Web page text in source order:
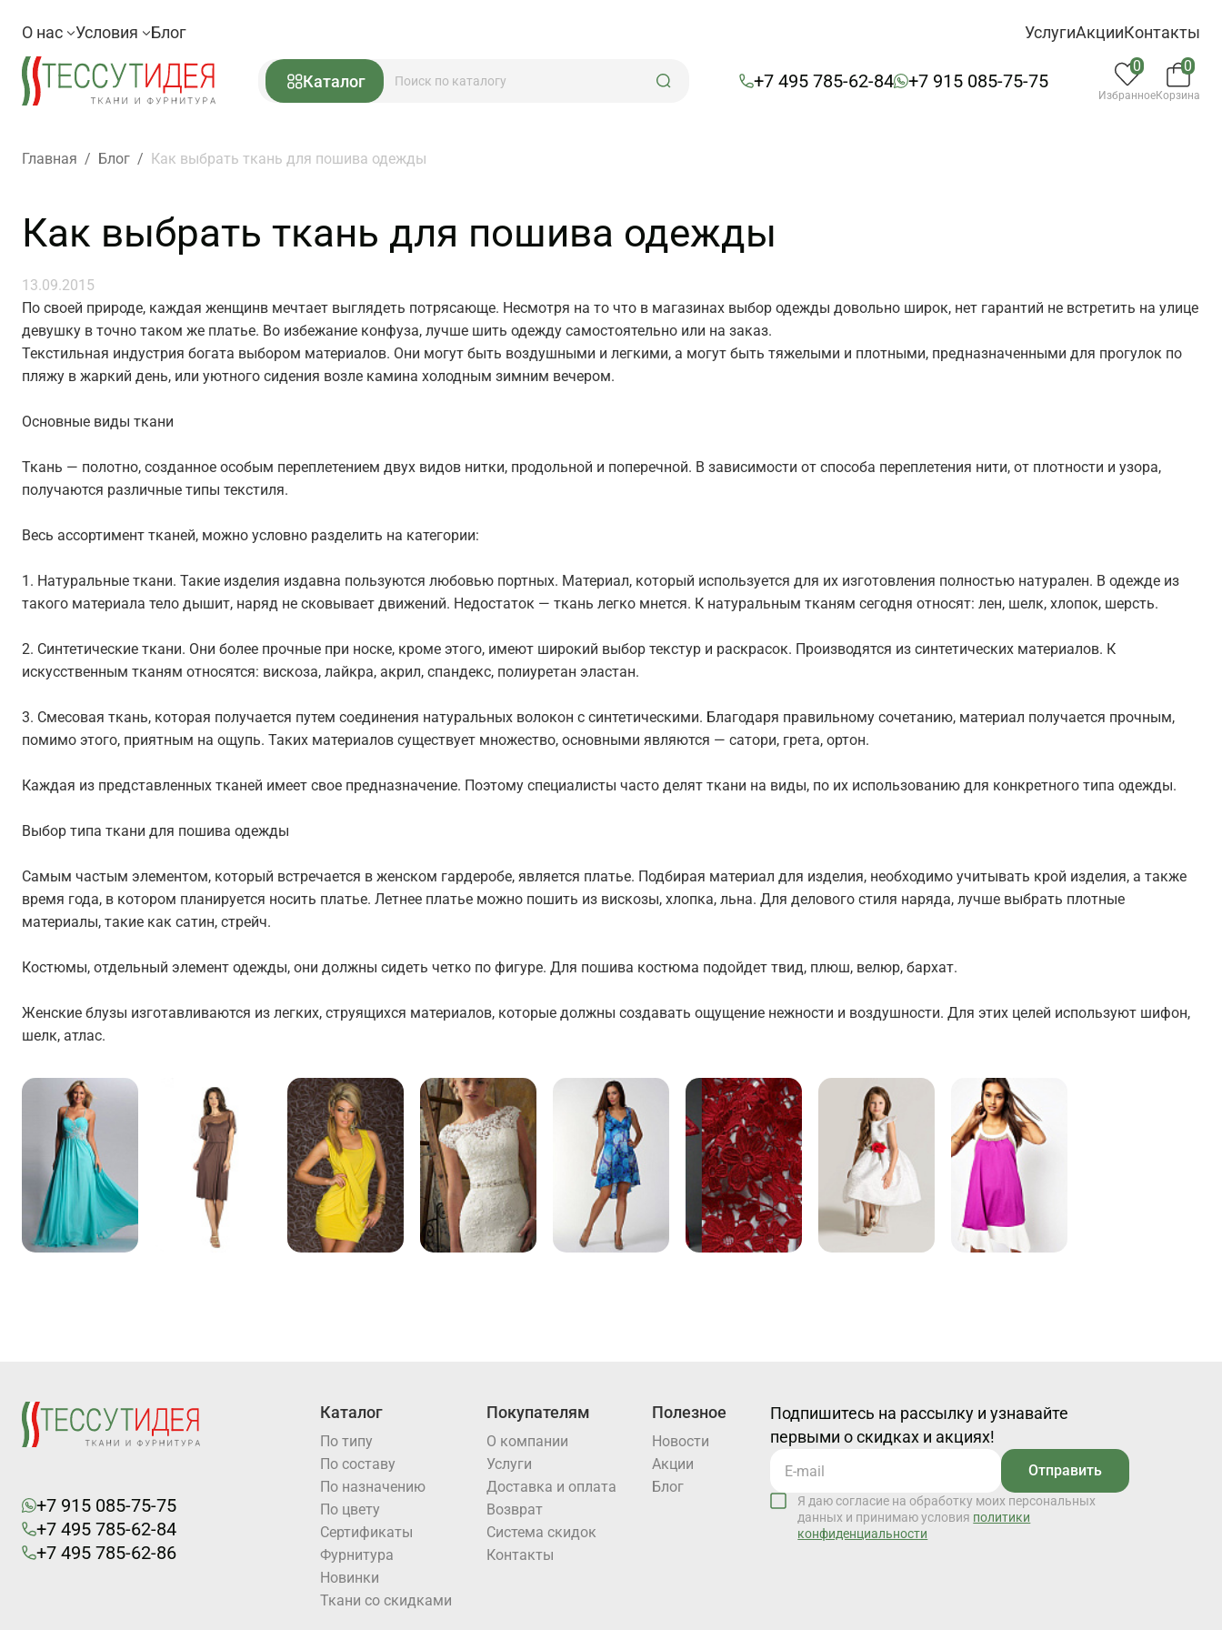
О нас Условия Блог УслугиАкцииКонтакты
Каталог +7 495 785-62-84 +7 915 085-75-75
0
Избранное
0
Корзина
Главная / Блог / Как выбрать ткань для пошива одежды
Как выбрать ткань для пошива одежды
13.09.2015
По своей природе, каждая женщинв мечтает выглядеть потрясающе. Несмотря на то что в магазинах выбор одежды довольно широк, нет гарантий не встретить на улице
девушку в точно таком же платье. Во избежание конфуза, лучше шить одежду самостоятельно или на заказ.
Текстильная индустрия богата выбором материалов. Они могут быть воздушными и легкими, а могут быть тяжелыми и плотными, предназначенными для прогулок по
пляжу в жаркий день, или уютного сидения возле камина холодным зимним вечером.
Основные виды ткани
Ткань — полотно, созданное особым переплетением двух видов нитки, продольной и поперечной. В зависимости от способа переплетения нити, от плотности и узора,
получаются различные типы текстиля.
Весь ассортимент тканей, можно условно разделить на категории:
1. Натуральные ткани. Такие изделия издавна пользуются любовью портных. Материал, который используется для их изготовления полностью натурален. В одежде из
такого материала тело дышит, наряд не сковывает движений. Недостаток — ткань легко мнется. К натуральным тканям сегодня относят: лен, шелк, хлопок, шерсть.
2. Синтетические ткани. Они более прочные при носке, кроме этого, имеют широкий выбор текстур и раскрасок. Производятся из синтетических материалов. К
искусственным тканям относятся: вискоза, лайкра, акрил, спандекс, полиуретан эластан.
3. Смесовая ткань, которая получается путем соединения натуральных волокон с синтетическими. Благодаря правильному сочетанию, материал получается прочным,
помимо этого, приятным на ощупь. Таких материалов существует множество, основными являются — сатори, грета, ортон.
Каждая из представленных тканей имеет свое предназначение. Поэтому специалисты часто делят ткани на виды, по их использованию для конкретного типа одежды.
Выбор типа ткани для пошива одежды
Самым частым элементом, который встречается в женском гардеробе, является платье. Подбирая материал для изделия, необходимо учитывать крой изделия, а также
время года, в котором планируется носить платье. Летнее платье можно пошить из вискозы, хлопка, льна. Для делового стиля наряда, лучше выбрать плотные
материалы, такие как сатин, стрейч.
Костюмы, отдельный элемент одежды, они должны сидеть четко по фигуре. Для пошива костюма подойдет твид, плюш, велюр, бархат.
Женские блузы изготавливаются из легких, струящихся материалов, которые должны создавать ощущение нежности и воздушности. Для этих целей используют шифон,
шелк, атлас.
+7 915 085-75-75
+7 495 785-62-84
+7 495 785-62-86
Каталог
По типу
По составу
По назначению
По цвету
Cертификаты
Фурнитура
Новинки
Ткани со скидками
Покупателям
О компании
Услуги
Доставка и оплата
Возврат
Система скидок
Контакты
Полезное
Новости
Акции
Блог
Подпишитесь на рассылку и узнавайте
первыми о скидках и акциях!
Отправить
Я даю согласие на обработку моих персональных
данных и принимаю условия политики
конфиденциальности